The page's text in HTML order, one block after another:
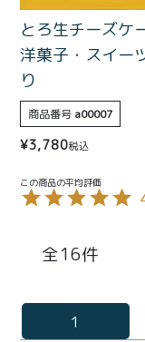
特定商取引法に
とろ生チーズケ
洋菓子・スイー
り
商品番号 a00007
¥3,780税込
16
1